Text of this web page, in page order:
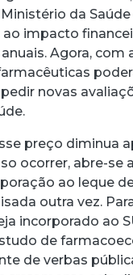
da
ao impacto
Agora, com
novas
preço diminua
ocorrer, abre-se
ao leque
outra vez.
incorporado ao
de
de verbas